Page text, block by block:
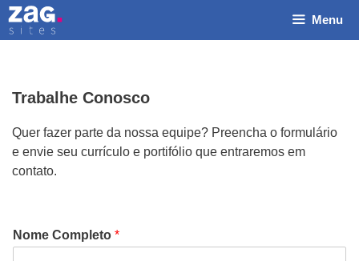
Pular
para
Menu
Trabalhe Conosco
Quer fazer parte da nossa equipe? Preencha o formulário
e envie seu currículo e portifólio que entraremos em
contato.
Nome Completo *